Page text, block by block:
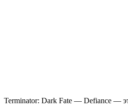
Terminator: Dark Fate — Defiance —